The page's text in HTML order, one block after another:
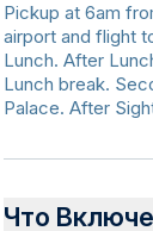
Pickup at 6am
airport and flight
Lunch. After
Lunch break.
Palace. After
Что